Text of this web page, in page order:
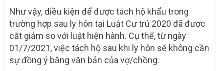
Như vậy, điều kiện để được tách hộ khẩu trong
trường hợp sau ly hôn tại Luật Cư trú 2020 đã được
cắt giảm so với luật hiện hành. Cụ thể, từ ngày
01/7/2021, việc tách hộ sau khi ly hôn sẽ không cần
sự đồng ý bằng văn bản của vợ/chồng.